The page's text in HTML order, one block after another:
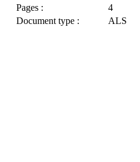
Pages :
4
Document type :
ALS